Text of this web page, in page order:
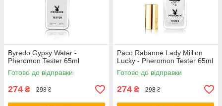
Byredo Gypsy Water -
Pheromon Tester 65ml
Готово до відправки
274 ₴ 298 ₴
Paco Rabanne Lady Million
Lucky - Pheromon Tester 65ml
Готово до відправки
274 ₴ 298 ₴